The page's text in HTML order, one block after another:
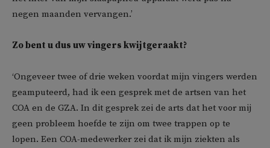
negen maanden vervangen.’
Zo bent u dus uw vingers kwijtgeraakt?
‘Ongeveer twee of drie weken voordat mijn vingers werden
geamputeerd, had ik een gesprek met de artsen van het
COA en de GZA. In dit gesprek zei de arts dat het voor mij
geen probleem hoefde te zijn om twee trappen op te
lopen. Een COA-medewerker zei dat ik mijn ziekten als